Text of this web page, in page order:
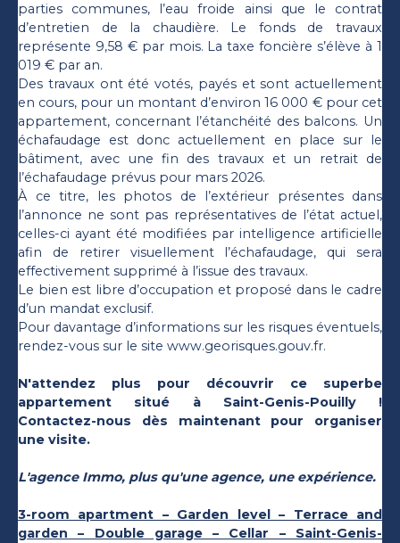
parties communes, l’eau froide ainsi que le contrat
d’entretien de la chaudière. Le fonds de travaux
représente 9,58 € par mois. La taxe foncière s’élève à 1
019 € par an.
Des travaux ont été votés, payés et sont actuellement
en cours, pour un montant d’environ 16 000 € pour cet
appartement, concernant l’étanchéité des balcons. Un
échafaudage est donc actuellement en place sur le
bâtiment, avec une fin des travaux et un retrait de
l’échafaudage prévus pour mars 2026.
À ce titre, les photos de l’extérieur présentes dans
l’annonce ne sont pas représentatives de l’état actuel,
celles-ci ayant été modifiées par intelligence artificielle
afin de retirer visuellement l’échafaudage, qui sera
effectivement supprimé à l’issue des travaux.
Le bien est libre d’occupation et proposé dans le cadre
d’un mandat exclusif.
Pour davantage d’informations sur les risques éventuels,
rendez-vous sur le site www.georisques.gouv.fr.
N'attendez plus pour découvrir ce superbe
appartement situé à Saint-Genis-Pouilly !
Contactez-nous dès maintenant pour organiser
une visite.
L'agence Immo, plus qu'une agence, une expérience.
3-room apartment – Garden level – Terrace and
garden – Double garage – Cellar – Saint-Genis-